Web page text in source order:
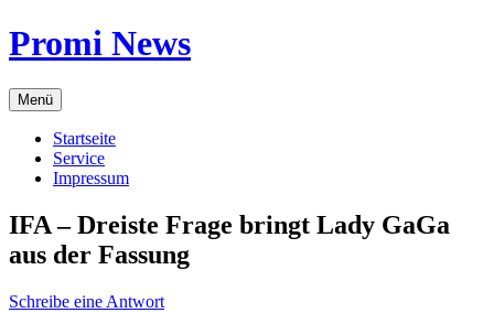
Zum
Inhalt
Promi News
Menü
Startseite
Service
Impressum
IFA – Dreiste Frage bringt Lady GaGa
aus der Fassung
Schreibe eine Antwort